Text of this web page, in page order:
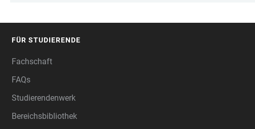
FÜR STUDIERENDE
Fachschaft
FAQs
Studierendenwerk
Bereichsbibliothek